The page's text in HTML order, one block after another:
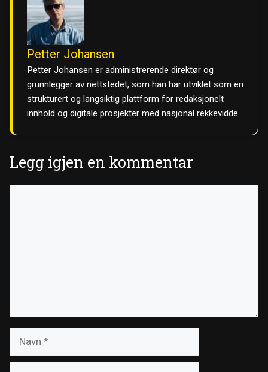
Petter Johansen
Petter Johansen er administrerende direktør og
grunnlegger av nettstedet, som han har utviklet som en
strukturert og langsiktig plattform for redaksjonelt
innhold og digitale prosjekter med nasjonal rekkevidde.
Legg igjen en kommentar